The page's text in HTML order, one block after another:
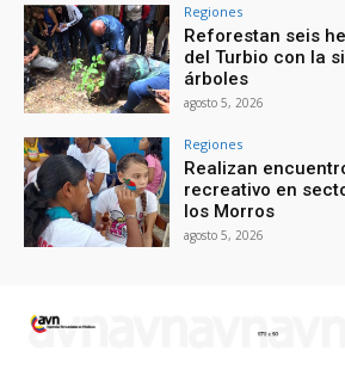
Regiones
Reforestan seis
del Turbio con la
árboles
agosto 5, 2026
Regiones
Realizan
recreativo en
los Morros
agosto 5, 2026